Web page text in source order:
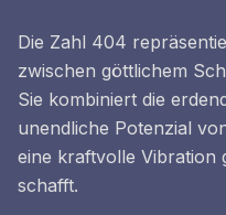
Die Zahl 404
zwischen göttlichem
Sie kombiniert die
unendliche Potenzial
eine kraftvolle Vibration
schafft.